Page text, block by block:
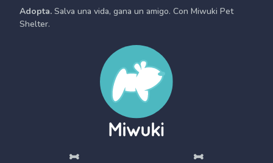
Adopta. Salva una vida, gana un amigo. Con Miwuki Pet
Shelter.